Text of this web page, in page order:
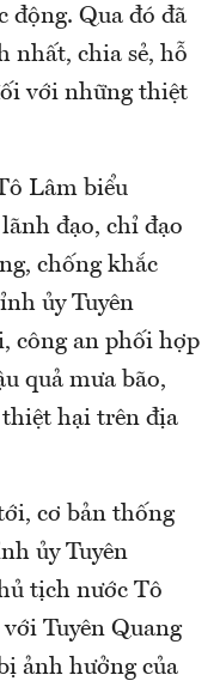
động. Qua đó đã
nhất, chia sẻ, hỗ
với những thiệt
Lâm biểu
đạo, chỉ đạo
chống khắc
ủy Tuyên
công an phối hợp
quả mưa bão,
hại trên địa
cơ bản thống
ủy Tuyên
tịch nước Tô
Tuyên Quang
ảnh hưởng của